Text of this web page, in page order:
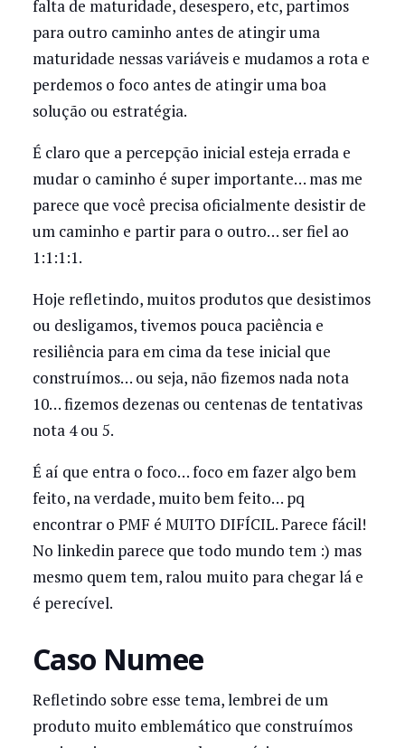
falta de maturidade, desespero, etc, partimos
para outro caminho antes de atingir uma
maturidade nessas variáveis e mudamos a rota e
perdemos o foco antes de atingir uma boa
solução ou estratégia.
É claro que a percepção inicial esteja errada e
mudar o caminho é super importante… mas me
parece que você precisa oficialmente desistir de
um caminho e partir para o outro… ser fiel ao
1:1:1:1.
Hoje refletindo, muitos produtos que desistimos
ou desligamos, tivemos pouca paciência e
resiliência para em cima da tese inicial que
construímos… ou seja, não fizemos nada nota
10… fizemos dezenas ou centenas de tentativas
nota 4 ou 5.
É aí que entra o foco… foco em fazer algo bem
feito, na verdade, muito bem feito… pq
encontrar o PMF é MUITO DIFÍCIL. Parece fácil!
No linkedin parece que todo mundo tem :) mas
mesmo quem tem, ralou muito para chegar lá e
é perecível.
Caso Numee
Refletindo sobre esse tema, lembrei de um
produto muito emblemático que construímos